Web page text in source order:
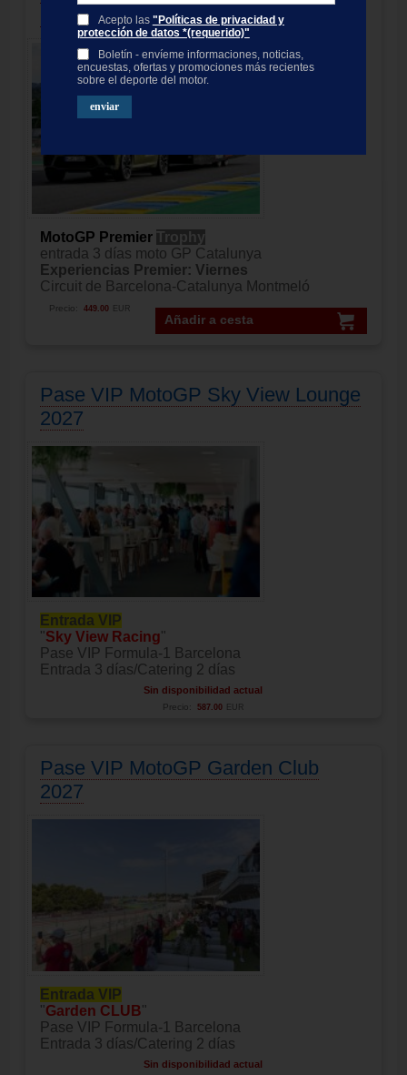
Acepto las "Políticas de privacidad y
protección de datos *(requerido)"
Boletín - envíeme informaciones, noticias,
encuestas, ofertas y promociones más recientes
sobre el deporte del motor.
2027
MotoGP Premier
Trophy
entrada 3 días moto GP Catalunya
Experiencias Premier: Viernes
Circuit de Barcelona-Catalunya Montmeló
Añadir a cesta
Precio: 449.00 EUR
Pase VIP MotoGP Sky View Lounge
2027
Entrada VIP
"Sky View Racing"
Pase VIP Formula-1 Barcelona
Entrada 3 días/Catering 2 días
Sin disponibilidad actual
Precio: 587.00 EUR
Pase VIP MotoGP Garden Club
2027
Entrada VIP
"Garden CLUB"
Pase VIP Formula-1 Barcelona
Entrada 3 días/Catering 2 días
Sin disponibilidad actual